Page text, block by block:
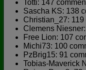
Totti: 147
Sascha KS: 138
Christian_27:
Clemens
Free Lion: 107
Michi73: 100
PzBrig15: 91
Tobias-Maverick